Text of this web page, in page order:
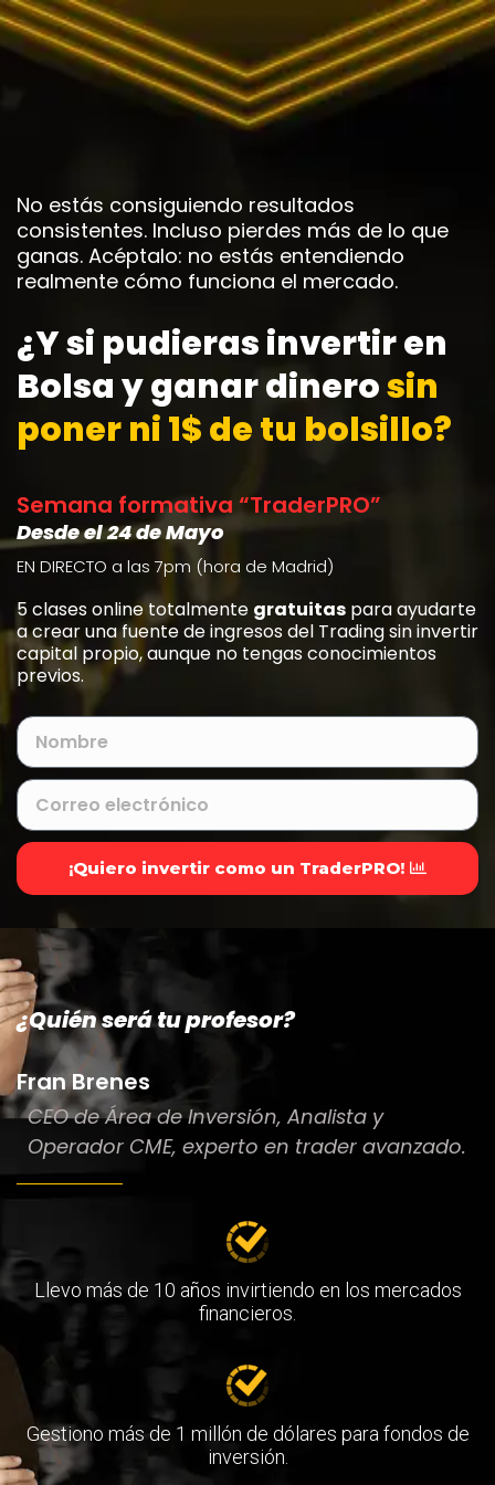
No estás consiguiendo resultados
consistentes. Incluso pierdes más de lo que
ganas. Acéptalo: no estás entendiendo
realmente cómo funciona el mercado.
¿Y si pudieras invertir en
Bolsa y ganar dinerosin
poner ni 1$ de tu bolsillo?
Semana formativa “TraderPRO”
Desde el 24 de Mayo
EN DIRECTO a las 7pm (hora de Madrid)
5 clases online totalmente gratuitas para ayudarte
a crear una fuente de ingresos del Trading sin invertir
capital propio, aunque no tengas conocimientos
previos.
¡Quiero invertir como un TraderPRO!
¿Quién será tu profesor?
Fran Brenes
CEO de Área de Inversión, Analista y
Operador CME, experto en trader avanzado.
Llevo más de 10 años invirtiendo en los mercados
financieros.
Gestiono más de 1 millón de dólares para fondos de
inversión.